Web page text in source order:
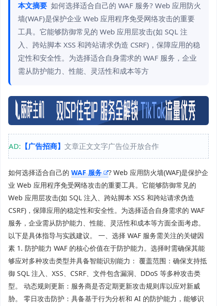
本文摘要 如何选择适合自己的 WAF 服务? Web 应用防火
墙(WAF)是保护企业 Web 应用程序免受网络攻击的重要
工具。它能够防御常见的 Web 应用层攻击(如 SQL 注
入、跨站脚本 XSS 和跨站请求伪造 CSRF)，保障应用的稳
定性和安全性。为选择适合自身需求的 WAF 服务，企业
需从防护能力、性能、灵活性和成本等方
AD: 【广告招商】 文章正文文字广告位开放合作
如何选择适合自己的 WAF 服务
? Web 应用防火墙(WAF)是保护企
业 Web 应用程序免受网络攻击的重要工具。它能够防御常见的
Web 应用层攻击(如 SQL 注入、跨站脚本 XSS 和跨站请求伪造
CSRF)，保障应用的稳定性和安全性。为选择适合自身需求的 WAF
服务，企业需从防护能力、性能、灵活性和成本等方面全面考虑。
以下是具体指导与实践建议。 一、选择 WAF 服务需关注的关键因
素 1. 防护能力 WAF 的核心价值在于防护能力。选择时需确保其能
够应对多种攻击类型并具备智能识别能力： 覆盖范围：确保支持抵
御 SQL 注入、XSS、CSRF、文件包含漏洞、DDoS 等多种攻击类
型。 动态规则更新：服务商是否定期更新攻击规则库以应对新威
胁。 零日攻击防护：具备基于行为分析和 AI 的防护能力，能够识